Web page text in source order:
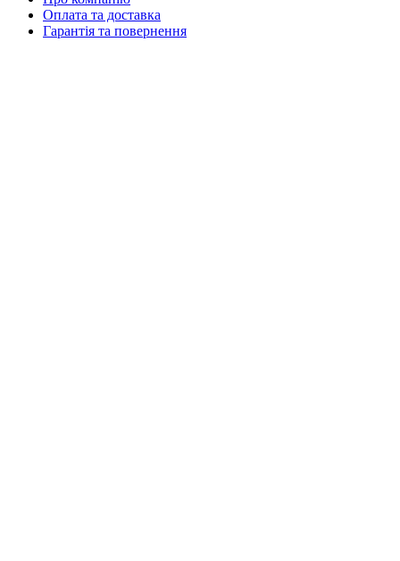
Оплата та доставка
Гарантія та повернення